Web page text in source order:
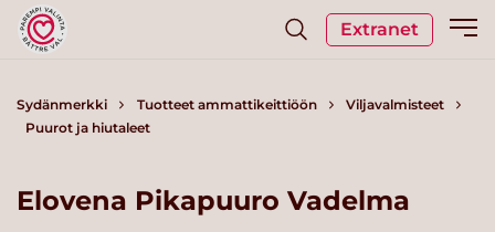
Extranet
Sydänmerkki Tuotteet ammattikeittiöön
Viljavalmisteet
Puurot ja hiutaleet
Elovena Pikapuuro Vadelma